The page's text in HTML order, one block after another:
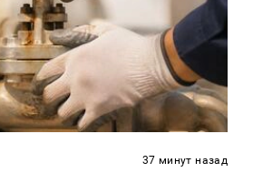
37 минут назад